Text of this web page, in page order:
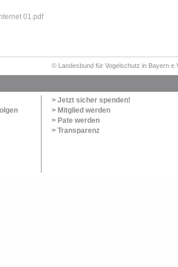
01.pdf
© Landesbund für Vogelschutz in Bayern
> Jetzt sicher spenden!
> Mitglied werden
> Pate werden
> Transparenz